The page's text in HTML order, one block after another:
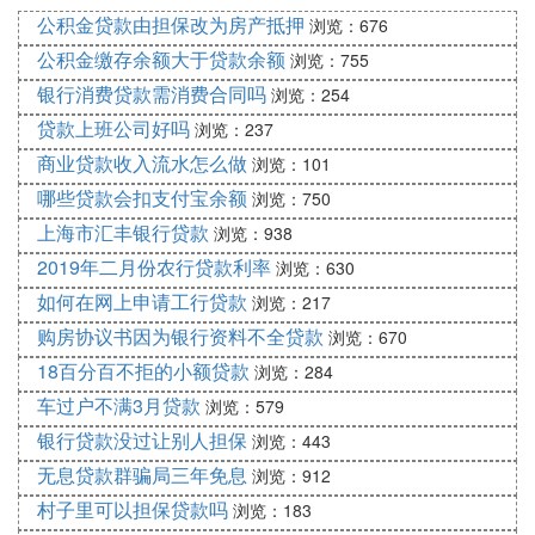
公积金贷款由担保改为房产抵押 浏览：676
公积金缴存余额大于贷款余额 浏览：755
银行消费贷款需消费合同吗 浏览：254
贷款上班公司好吗 浏览：237
商业贷款收入流水怎么做 浏览：101
哪些贷款会扣支付宝余额 浏览：750
上海市汇丰银行贷款 浏览：938
2019年二月份农行贷款利率 浏览：630
如何在网上申请工行贷款 浏览：217
购房协议书因为银行资料不全贷款 浏览：670
18百分百不拒的小额贷款 浏览：284
车过户不满3月贷款 浏览：579
银行贷款没过让别人担保 浏览：443
无息贷款群骗局三年免息 浏览：912
村子里可以担保贷款吗 浏览：183